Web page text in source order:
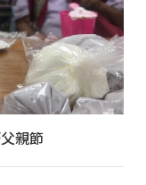
親節